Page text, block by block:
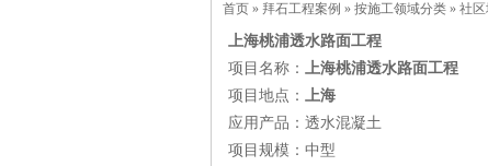
首页 » 拜石工程案例 » 按施工领域分类 » 社
上海桃浦透水路面工程
项目名称： 上海桃浦透水路面工程
项目地点： 上海
应用产品：透水混凝土
项目规模：中型